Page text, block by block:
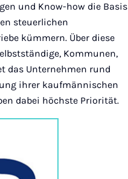
und Know-how die Basis
steuerlichen
kümmern. Über diese
Kommunen,
das Unternehmen rund
ihrer kaufmännischen
dabei höchste Priorität.